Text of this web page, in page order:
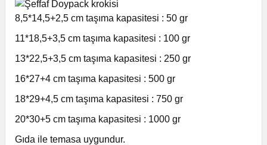
8,5*14,5+2,5 cm taşıma kapasitesi : 50 gr
11*18,5+3,5 cm taşıma kapasitesi : 100 gr
13*22,5+3,5 cm taşıma kapasitesi : 250 gr
16*27+4 cm taşıma kapasitesi : 500 gr
18*29+4,5 cm taşıma kapasitesi : 750 gr
20*30+5 cm taşıma kapasitesi : 1000 gr
Gıda ile temasa uygundur.